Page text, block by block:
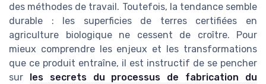
des méthodes de travail. Toutefois, la tendance semble
durable : les superficies de terres certifiées en
agriculture biologique ne cessent de croître. Pour
mieux comprendre les enjeux et les transformations
que ce produit entraîne, il est instructif de se pencher
sur les secrets du processus de fabrication du